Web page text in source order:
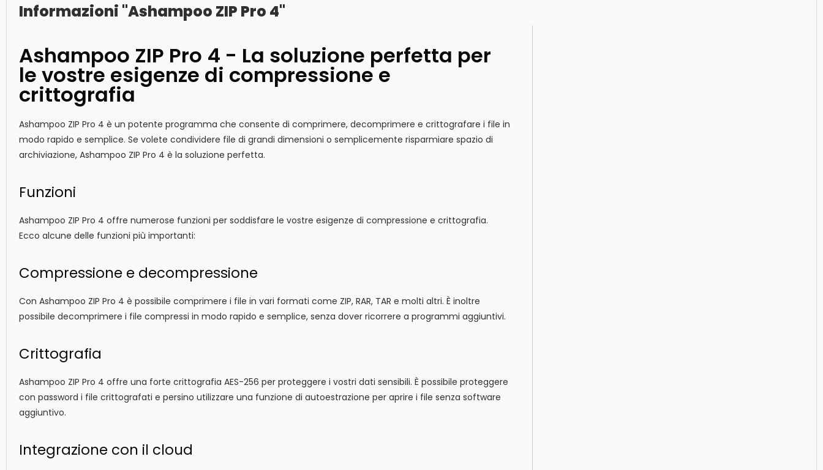
Informazioni "Ashampoo ZIP Pro 4"
Ashampoo ZIP Pro 4 - La soluzione perfetta per
le vostre esigenze di compressione e
crittografia
Ashampoo ZIP Pro 4 è un potente programma che consente di comprimere, decomprimere e crittografare i file in
modo rapido e semplice. Se volete condividere file di grandi dimensioni o semplicemente risparmiare spazio di
archiviazione, Ashampoo ZIP Pro 4 è la soluzione perfetta.
Funzioni
Ashampoo ZIP Pro 4 offre numerose funzioni per soddisfare le vostre esigenze di compressione e crittografia.
Ecco alcune delle funzioni più importanti:
Compressione e decompressione
Con Ashampoo ZIP Pro 4 è possibile comprimere i file in vari formati come ZIP, RAR, TAR e molti altri. È inoltre
possibile decomprimere i file compressi in modo rapido e semplice, senza dover ricorrere a programmi aggiuntivi.
Crittografia
Ashampoo ZIP Pro 4 offre una forte crittografia AES-256 per proteggere i vostri dati sensibili. È possibile proteggere
con password i file crittografati e persino utilizzare una funzione di autoestrazione per aprire i file senza software
aggiuntivo.
Integrazione con il cloud